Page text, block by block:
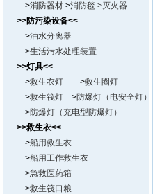
>消防器材 >消防毯 >灭火器
>>防污染设备<<
>油水分离器
>生活污水处理装置
>>灯具<<
>救生衣灯 >救生圈灯
>救生筏灯 >防爆灯（电安全灯）
>防爆灯（充电型防爆灯）
>>救生衣<<
>船用救生衣
>船用工作救生衣
>急救医药箱
>救生筏口粮